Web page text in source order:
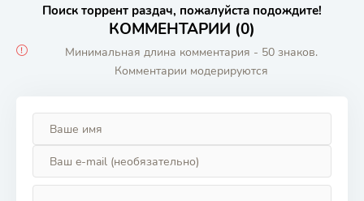
Поиск торрент раздач, пожалуйста подождите!
КОММЕНТАРИИ (0)
Минимальная длина комментария - 50 знаков.
Комментарии модерируются